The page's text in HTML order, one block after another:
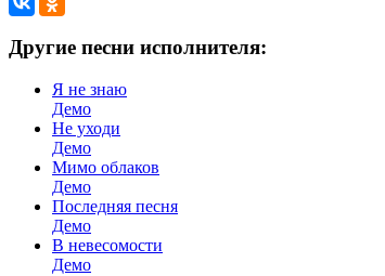
Другие песни исполнителя:
Я не знаю
Демо
Не уходи
Демо
Мимо облаков
Демо
Последняя песня
Демо
В невесомости
Демо